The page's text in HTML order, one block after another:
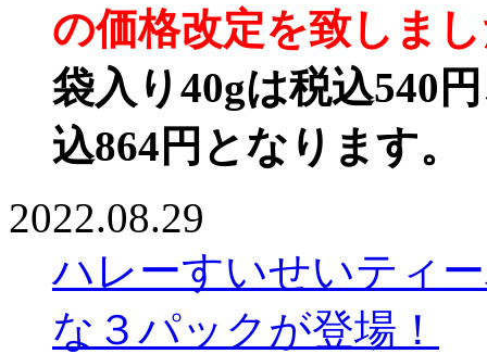
の価格改定を致しま
袋入り40gは税込540
込864円となります。
2022.08.29
ハレーすいせいティ
な３パックが登場！